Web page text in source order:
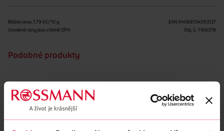
Běžná cena: 1.79 Kč/10 g
Uvedené ceny jsou včetně DPH
EAN 04068134093127
Obj. č.: 1166378
Podobné produkty